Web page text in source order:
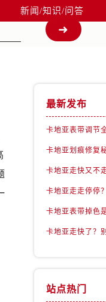
新闻/知识/问答
最新发布
站点热门